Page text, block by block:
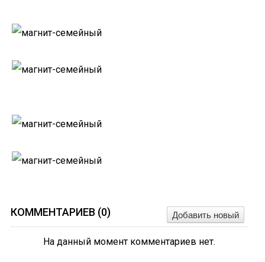
КОММЕНТАРИЕВ (0) Добавить новый
На данный момент комментариев нет.